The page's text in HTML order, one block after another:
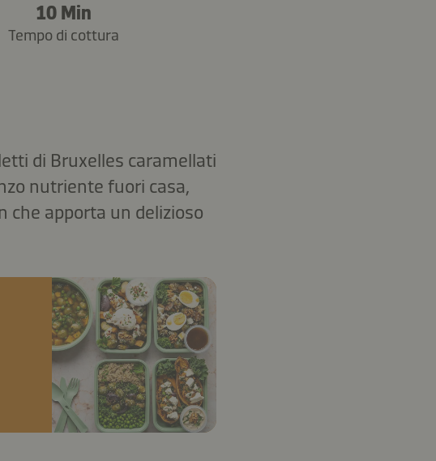
10 Min
Tempo di cottura
di Bruxelles caramellati
nutriente fuori casa,
che apporta un delizioso